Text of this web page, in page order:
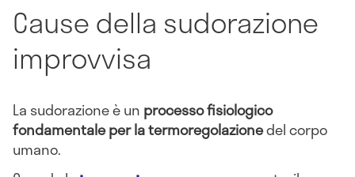
Cause della sudorazione
improvvisa
La sudorazione è un processo fisiologico
fondamentale per la termoregolazionedel corpo
umano.